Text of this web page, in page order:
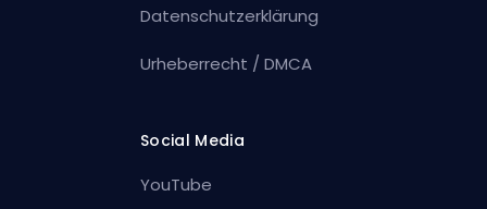
Datenschutzerklärung
Urheberrecht / DMCA
Social Media
YouTube